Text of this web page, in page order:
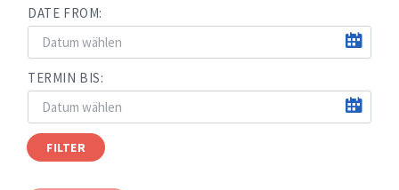
DATE FROM:
TERMIN BIS:
FILTER